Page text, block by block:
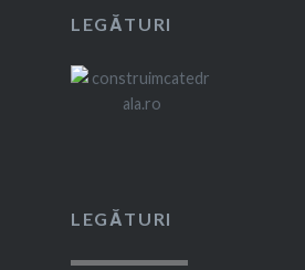
LEGĂTURI
LEGĂTURI